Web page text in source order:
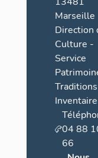
Marseille
Direction
Culture -
Service
Inventaire
04 88
66